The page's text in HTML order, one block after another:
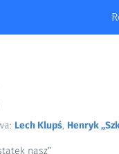
Lech Klupś, Henryk
nasz”